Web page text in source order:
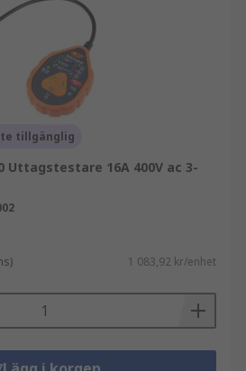
tillgänglig
Uttagstestare 16A 400V ac 3-
1 083,92 kr/enhet